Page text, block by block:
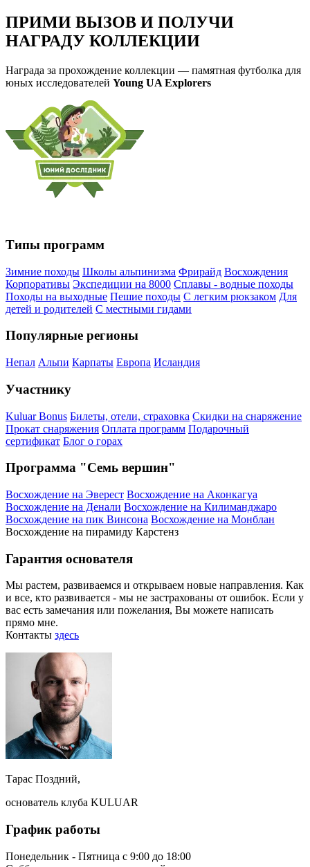
ПРИМИ ВЫЗОВ И ПОЛУЧИ
НАГРАДУ КОЛЛЕКЦИИ
Награда за прохождение коллекции — памятная футболка для
юных исследователей Young UA Explorers
Типы программ
Зимние походы Школы альпинизма Фрирайд Восхождения
Корпоративы Экспедиции на 8000 Сплавы - водные походы
Походы на выходные Пешие походы С легким рюкзаком Для
детей и родителей С местными гидами
Популярные регионы
Непал Альпи Карпаты Европа Исландия
Участнику
Kuluar Bonus Билеты, отели, страховка Скидки на снаряжение
Прокат снаряжения Оплата программ Подарочный
сертификат Блог о горах
Программа "Семь вершин"
Восхождение на Эверест Восхождение на Аконкагуа
Восхождение на Денали Восхождение на Килиманджаро
Восхождение на пик Винсона Восхождение на Монблан
Восхождение на пирамиду Карстенз
Гарантия основателя
Мы растем, развиваемся и открываем новые направления. Как
и все, кто развивается - мы не застрахованы от ошибок. Если у
вас есть замечания или пожелания, Вы можете написать
прямо мне.
Контакты здесь
Тарас Поздний,
основатель клуба KULUAR
График работы
Понедельник - Пятница с 9:00 до 18:00